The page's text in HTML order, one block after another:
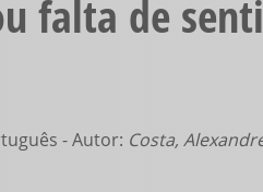
falta de
- Autor: Costa,